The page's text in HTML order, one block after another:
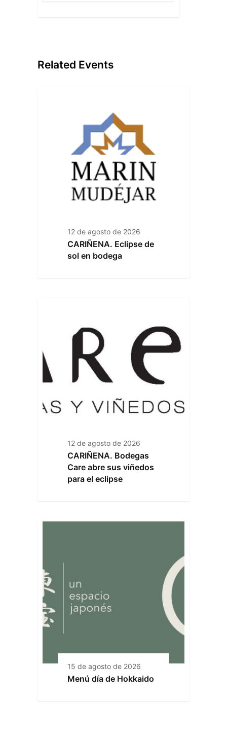
Related Events
12 de agosto de 2026
CARIÑENA. Eclipse de
sol en bodega
12 de agosto de 2026
CARIÑENA. Bodegas
Care abre sus viñedos
para el eclipse
15 de agosto de 2026
Menú día de Hokkaido